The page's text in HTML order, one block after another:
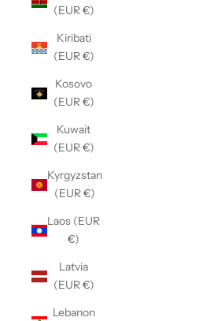
(EUR €)
Kiribati
(EUR €)
Kosovo
(EUR €)
Kuwait
(EUR €)
Kyrgyzstan
(EUR €)
Laos (EUR
€)
Latvia
(EUR €)
Lebanon